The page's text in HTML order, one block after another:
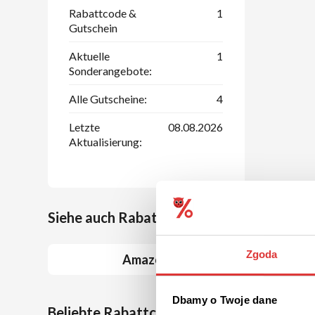
Zgoda
Dbamy o Twoje dane
Rabattcode &
Gutschein
1
Aktuelle
Sonderangebote:
1
Alle Gutscheine: 4
Letzte
Aktualisierung:
08.08.2026
Siehe auch Rabattcoupons bei ähnlichen
Amazon